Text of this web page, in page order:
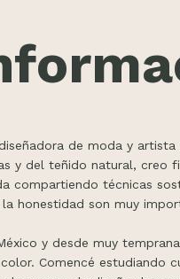
de moda y
y del teñido natural, creo
compartiendo técnicas
honestidad son muy
y desde muy
Comencé estudiando